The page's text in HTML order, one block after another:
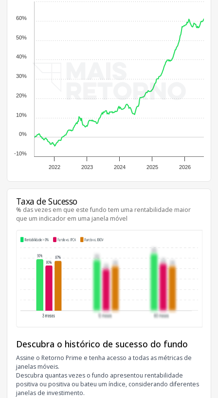
2022 2023 2024 2025 2026
-10%
0%
10%
20%
30%
40%
50%
60%
Taxa de Sucesso
% das vezes em que este fundo tem uma rentabilidade maior
que um indicador em uma janela móvel
Descubra o histórico de sucesso do fundo
Assine o Retorno Prime e tenha acesso a todas as métricas de
janelas móveis.
Descubra quantas vezes o fundo apresentou rentabilidade
positiva ou positiva ou bateu um índice, considerando diferentes
janelas de investimento.